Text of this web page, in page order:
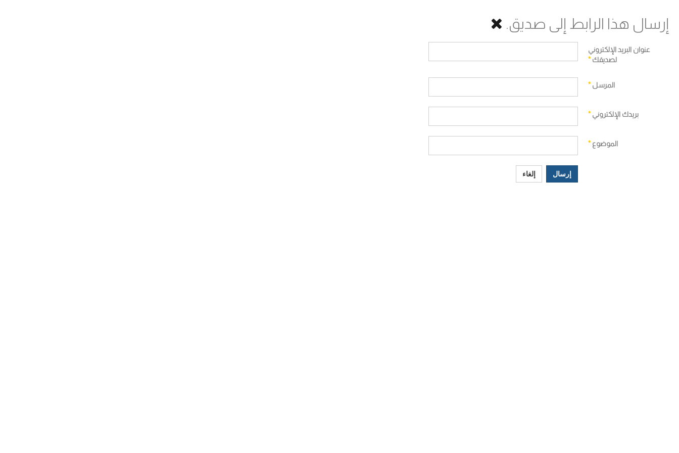
إرسال هذا الرابط إلى صديق.
عنوان البريد الإلكتروني
لصديقك*
المرسل*
بريدك الإلكتروني*
الموضوع*
إرسال إلغاء